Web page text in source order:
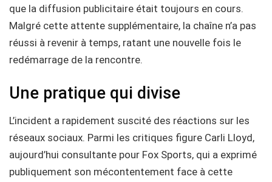
que la diffusion publicitaire était toujours en cours.
Malgré cette attente supplémentaire, la chaîne n’a pas
réussi à revenir à temps, ratant une nouvelle fois le
redémarrage de la rencontre.
Une pratique qui divise
L’incident a rapidement suscité des réactions sur les
réseaux sociaux. Parmi les critiques figure Carli Lloyd,
aujourd’hui consultante pour Fox Sports, qui a exprimé
publiquement son mécontentement face à cette